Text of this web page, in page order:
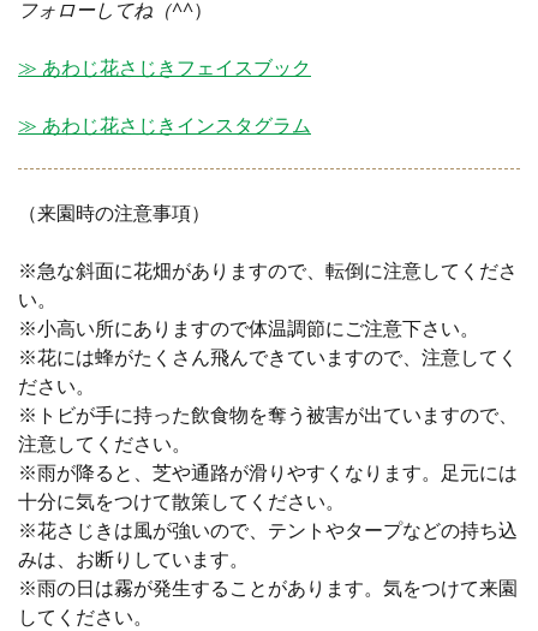
フォローしてね（^^）
≫ あわじ花さじきフェイスブック
≫ あわじ花さじきインスタグラム
（来園時の注意事項）
※急な斜面に花畑がありますので、転倒に注意してくださ
い。
※小高い所にありますので体温調節にご注意下さい。
※花には蜂がたくさん飛んできていますので、注意してく
ださい。
※トビが手に持った飲食物を奪う被害が出ていますので、
注意してください。
※雨が降ると、芝や通路が滑りやすくなります。足元には
十分に気をつけて散策してください。
※花さじきは風が強いので、テントやタープなどの持ち込
みは、お断りしています。
※雨の日は霧が発生することがあります。気をつけて来園
してください。